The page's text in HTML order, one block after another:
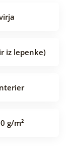
iz lepenke)
g/m²